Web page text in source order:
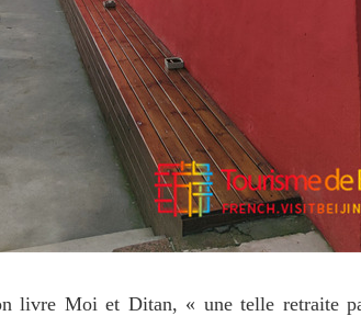
livre Moi et Ditan, « une telle retraite